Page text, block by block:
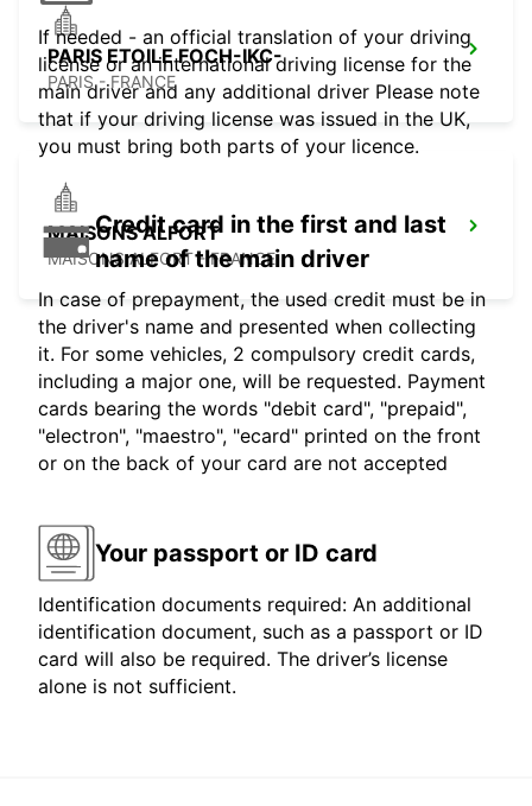
PARIS ETOILE FOCH-IKC-
PARIS - FRANCE
MAISONS ALFORT
MAISONS ALFORT - FRANCE
If needed - an official translation of your driving
license or an international driving license for the
main driver and any additional driver Please note
that if your driving license was issued in the UK,
you must bring both parts of your licence.
Credit card in the first and last
name of the main driver
In case of prepayment, the used credit must be in
the driver's name and presented when collecting
it. For some vehicles, 2 compulsory credit cards,
including a major one, will be requested. Payment
cards bearing the words "debit card", "prepaid",
"electron", "maestro", "ecard" printed on the front
or on the back of your card are not accepted
Your passport or ID card
Identification documents required: An additional
identification document, such as a passport or ID
card will also be required. The driver’s license
alone is not sufficient.